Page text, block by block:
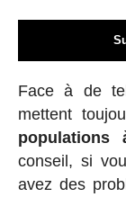
Face à de
mettent
populations
conseil, si
avez des